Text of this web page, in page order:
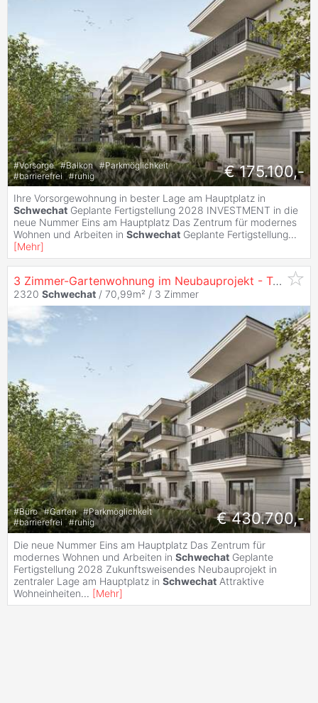
#Vorsorge #Balkon #Parkmöglichkeit
#barrierefrei #ruhig € 175.100,-
Ihre Vorsorgewohnung in bester Lage am Hauptplatz in
Schwechat Geplante Fertigstellung 2028 INVESTMENT in die
neue Nummer Eins am Hauptplatz Das Zentrum für modernes
Wohnen und Arbeiten in Schwechat Geplante Fertigstellung...
[Mehr]
3 Zimmer-Gartenwohnung im Neubauprojekt - Top Lage am Hauptplatz - zu
2320 Schwechat / 70,99m² / 3 Zimmer
#Büro #Garten #Parkmöglichkeit
#barrierefrei #ruhig € 430.700,-
Die neue Nummer Eins am Hauptplatz Das Zentrum für
modernes Wohnen und Arbeiten in Schwechat Geplante
Fertigstellung 2028 Zukunftsweisendes Neubauprojekt in
zentraler Lage am Hauptplatz in Schwechat Attraktive
Wohneinheiten... [Mehr]